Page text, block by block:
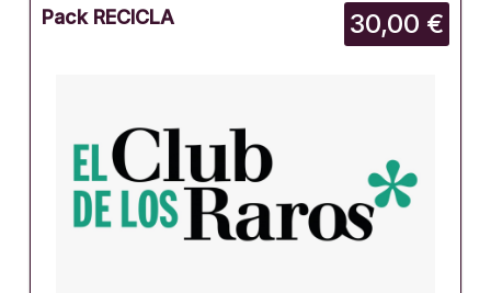
30,00 €
Pack RECICLA